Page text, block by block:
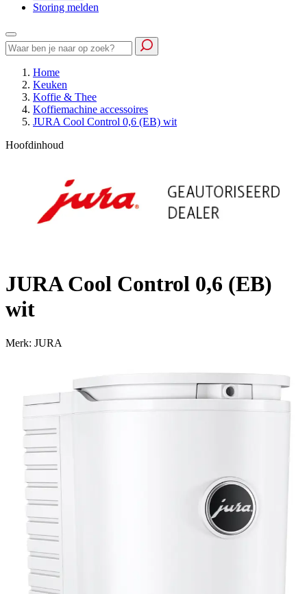
Storing melden
Home
Keuken
Koffie & Thee
Koffiemachine accessoires
JURA Cool Control 0,6 (EB) wit
Hoofdinhoud
JURA Cool Control 0,6 (EB)
wit
Merk: JURA